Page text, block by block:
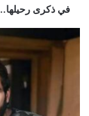
في ذكرى رحيلها..
تعاونه